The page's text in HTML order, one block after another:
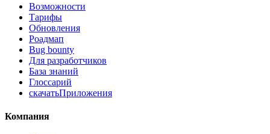
Возможности
Тарифы
Обновления
Роадмап
Bug bounty
Для разработчиков
База знаний
Глоссарий
скачатьПриложения
Компания